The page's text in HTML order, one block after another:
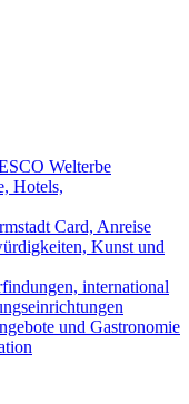
Welterbe
Hotels,
Card, Anreise
Kunst und
international
und Gastronomie